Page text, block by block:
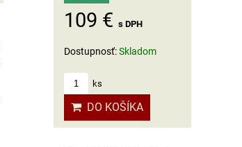
109 € s DPH
Dostupnosť:Skladom
ks
DO KOŠÍKA